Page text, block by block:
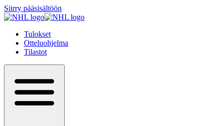
Siirry pääsisältöön
Tulokset
Otteluohjelma
Tilastot